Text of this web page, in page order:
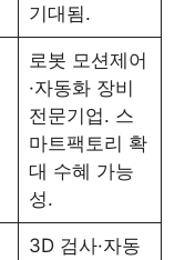
기대됨.
로봇 모션제어
·자동화 장비
전문기업. 스
마트팩토리 확
대 수혜 가능
성.
3D 검사·자동